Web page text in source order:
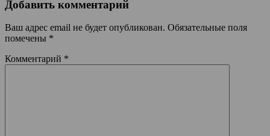
Добавить комментарий
Ваш адрес email не будет опубликован. Обязательные поля
помечены *
Комментарий *